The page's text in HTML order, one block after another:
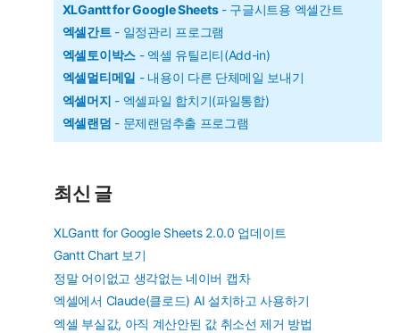
XLGantt for Google Sheets- 구글시트용 엑셀간트
엑셀간트- 일정관리 프로그램
엑셀토이박스 - 엑셀 유틸리티(Add-in)
엑셀멀티메일 - 내용이 다른 단체메일 보내기
엑셀머지 - 엑셀파일 합치기(파일통합)
엑셀랜덤 - 문제랜덤추출 프로그램
최신 글
XLGantt for Google Sheets 2.0.0 업데이트
Gantt Chart 보기
정말 어이없고 생각없는 네이버 캡차
엑셀에서 Claude(클로드) AI 설치하고 사용하기
엑셀 부실값, 아직 계산안된 값 취소선 제거 방법